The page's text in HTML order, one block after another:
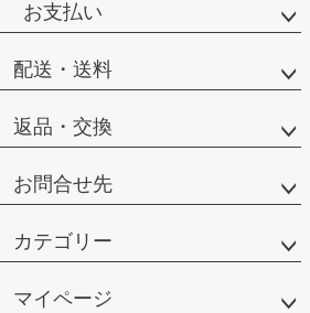
お支払い
配送・送料
返品・交換
お問合せ先
カテゴリー
マイページ